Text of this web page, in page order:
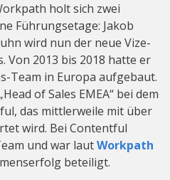
holt sich zwei
Führungsetage: Jakob
wird nun der neue Vize-
Von 2013 bis 2018 hatte er
Team in Europa aufgebaut.
of Sales EMEA“ bei dem
das mittlerweile mit über
wird. Bei Contentful
und war lautWorkpath
beteiligt.